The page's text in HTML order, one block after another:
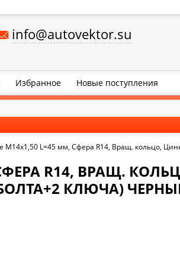
info@autovektor.su
Избранное Новые поступления
М14х1,50 L=45 мм, Сфера R14, Вращ. кольцо,
R14, ВРАЩ.
КЛЮЧА)